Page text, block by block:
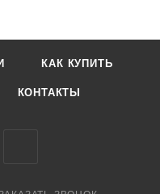
КАК КУПИТЬ
КОНТАКТЫ